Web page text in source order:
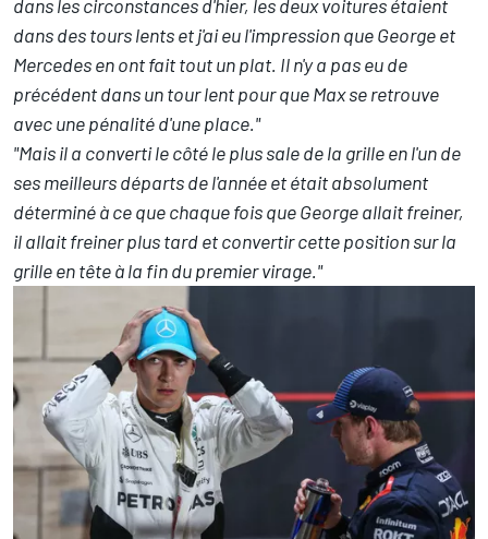
dans les circonstances d'hier, les deux voitures étaient
dans des tours lents et j'ai eu l'impression que George et
Mercedes en ont fait tout un plat. Il n'y a pas eu de
précédent dans un tour lent pour que Max se retrouve
avec une pénalité d'une place."
"Mais il a converti le côté le plus sale de la grille en l'un de
ses meilleurs départs de l'année et était absolument
déterminé à ce que chaque fois que George allait freiner,
il allait freiner plus tard et convertir cette position sur la
grille en tête à la fin du premier virage."